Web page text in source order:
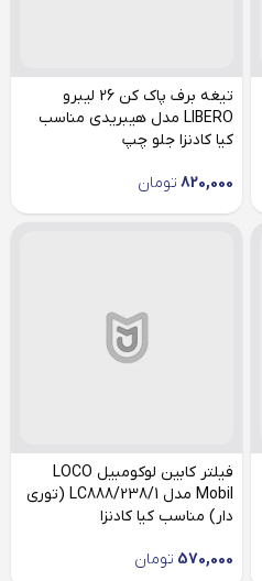
تیغه برف پاک کن 26 لیبرو
LIBERO مدل هیبریدی مناسب
کیا کادنزا جلو چپ
820,000 تومان
فیلتر کابین لوکومبیل LOCO
Mobil مدل LC888/238/1 (توری
دار) مناسب کیا کادنزا
570,000 تومان